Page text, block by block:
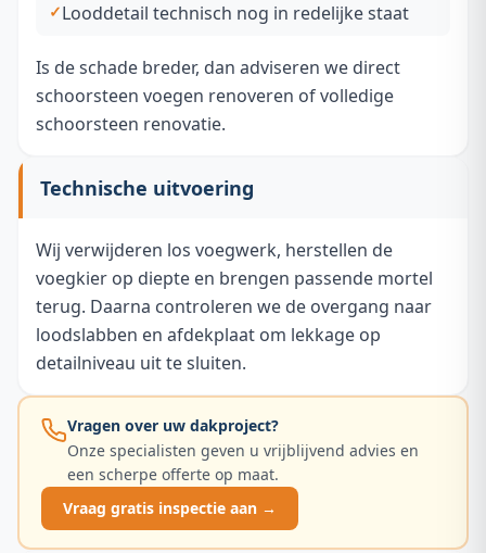
Looddetail technisch nog in redelijke staat
Is de schade breder, dan adviseren we direct
schoorsteen voegen renoveren of volledige
schoorsteen renovatie.
Technische uitvoering
Wij verwijderen los voegwerk, herstellen de
voegkier op diepte en brengen passende mortel
terug. Daarna controleren we de overgang naar
loodslabben en afdekplaat om lekkage op
detailniveau uit te sluiten.
Vragen over uw dakproject?
Onze specialisten geven u vrijblijvend advies en
een scherpe offerte op maat.
Vraag gratis inspectie aan →